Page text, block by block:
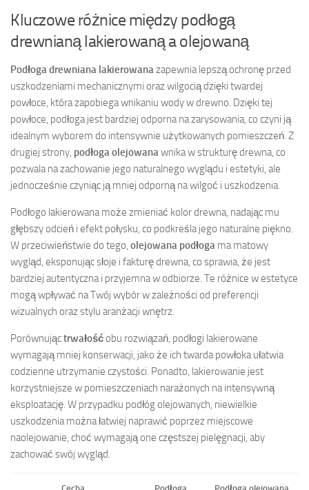
Kluczowe różnice między podłogą
drewnianą lakierowaną a olejowaną
Podłoga drewniana lakierowana zapewnia lepszą ochronę przed
uszkodzeniami mechanicznymi oraz wilgocią dzięki twardej
powłoce, która zapobiega wnikaniu wody w drewno. Dzięki tej
powłoce, podłoga jest bardziej odporna na zarysowania, co czyni ją
idealnym wyborem do intensywnie użytkowanych pomieszczeń. Z
drugiej strony, podłoga olejowana wnika w strukturę drewna, co
pozwala na zachowanie jego naturalnego wyglądu i estetyki, ale
jednocześnie czyniąc ją mniej odporną na wilgoć i uszkodzenia.
Podłogo lakierowana może zmieniać kolor drewna, nadając mu
głębszy odcień i efekt połysku, co podkreśla jego naturalne piękno.
W przeciwieństwie do tego, olejowana podłoga ma matowy
wygląd, eksponując słoje i fakturę drewna, co sprawia, że jest
bardziej autentyczna i przyjemna w odbiorze. Te różnice w estetyce
mogą wpływać na Twój wybór w zależności od preferencji
wizualnych oraz stylu aranżacji wnętrz.
Porównująctrwałośćobu rozwiązań, podłogi lakierowane
wymagają mniej konserwacji, jako że ich twarda powłoka ułatwia
codzienne utrzymanie czystości. Ponadto, lakierowanie jest
korzystniejsze w pomieszczeniach narażonych na intensywną
eksploatację. W przypadku podłóg olejowanych, niewielkie
uszkodzenia można łatwiej naprawić poprzez miejscowe
naolejowanie, choć wymagają one częstszej pielęgnacji, aby
zachować swój wygląd.
Cecha
Podłoga
Podłoga olejowana